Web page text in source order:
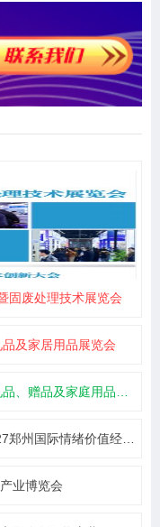
固废处理技术展览会
及家居用品展览会
品及家庭用品展览会
际情绪价值经济博览会
业博览会